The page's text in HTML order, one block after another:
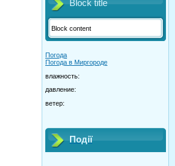
Block title
Block content
Погода
Погода в Миргороде
влажность:
давление:
ветер:
Події